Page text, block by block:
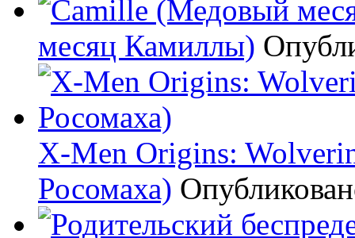
месяц Камиллы)
X-Men Origins:
Росомаха)